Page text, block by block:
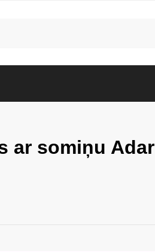
ar somiņu Adar